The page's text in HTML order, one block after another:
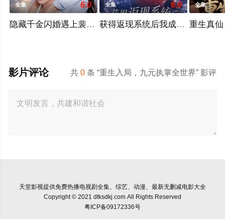
全集 6.0
隐藏千金闪婚遇上裴先生
全集 6.0
获得返现系统后我成了万人迷
全集
重生真
共0 条 “重生入局，九元执掌全世界” 影评
影片评论
天堂影视提供免费热播电视剧全集、综艺、动漫、最新无删减电影大全
Copyright © 2021 dtksdkj.com All Rights Reserved
粤ICP备09172336号